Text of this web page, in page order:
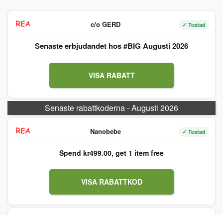
c/o GERD ✓ Testad
Senaste erbjudandet hos #BIG Augusti 2026
VISA RABATT
Senaste rabattkoderna - Augusti 2026
Nanobebe ✓ Testad
Spend kr499.00, get 1 item free
VISA RABATTKOD